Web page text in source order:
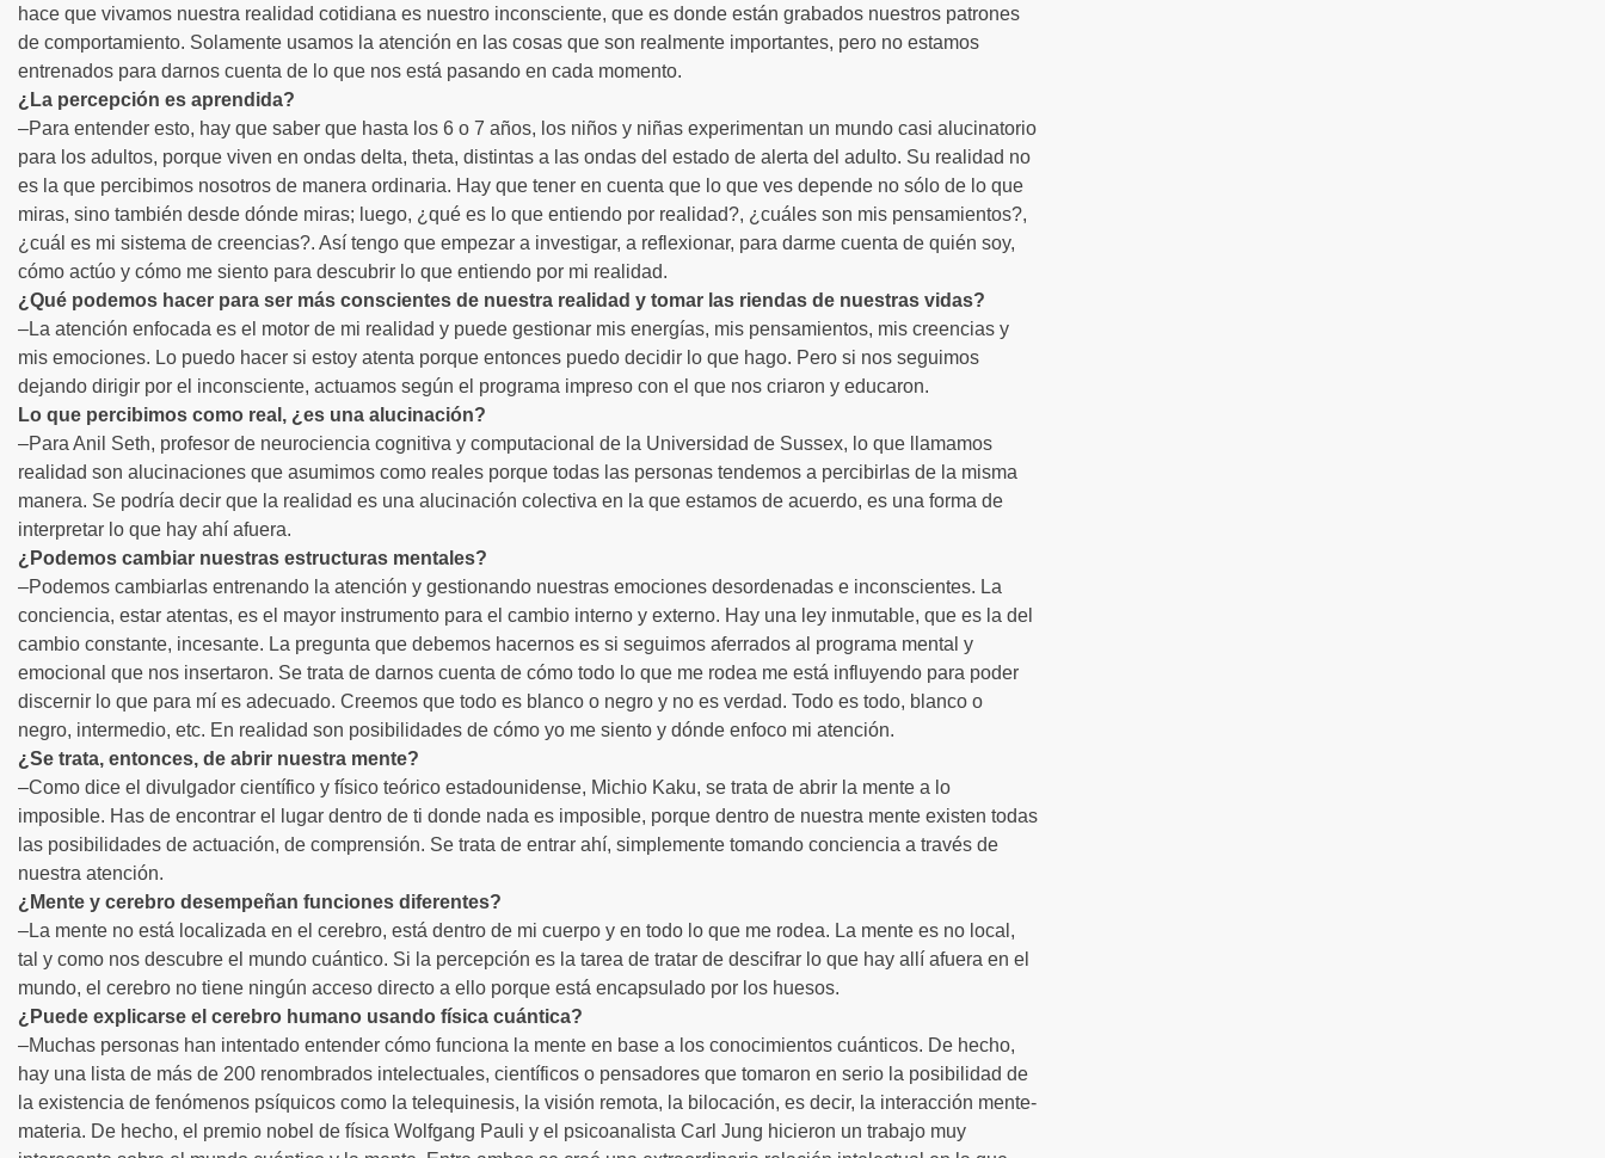
hace que vivamos nuestra realidad cotidiana es nuestro inconsciente, que es donde están grabados nuestros patrones
de comportamiento. Solamente usamos la atención en las cosas que son realmente importantes, pero no estamos
entrenados para darnos cuenta de lo que nos está pasando en cada momento.
¿La percepción es aprendida?
–Para entender esto, hay que saber que hasta los 6 o 7 años, los niños y niñas experimentan un mundo casi alucinatorio
para los adultos, porque viven en ondas delta, theta, distintas a las ondas del estado de alerta del adulto. Su realidad no
es la que percibimos nosotros de manera ordinaria. Hay que tener en cuenta que lo que ves depende no sólo de lo que
miras, sino también desde dónde miras; luego, ¿qué es lo que entiendo por realidad?, ¿cuáles son mis pensamientos?,
¿cuál es mi sistema de creencias?. Así tengo que empezar a investigar, a reflexionar, para darme cuenta de quién soy,
cómo actúo y cómo me siento para descubrir lo que entiendo por mi realidad.
¿Qué podemos hacer para ser más conscientes de nuestra realidad y tomar las riendas de nuestras vidas?
–La atención enfocada es el motor de mi realidad y puede gestionar mis energías, mis pensamientos, mis creencias y
mis emociones. Lo puedo hacer si estoy atenta porque entonces puedo decidir lo que hago. Pero si nos seguimos
dejando dirigir por el inconsciente, actuamos según el programa impreso con el que nos criaron y educaron.
Lo que percibimos como real, ¿es una alucinación?
–Para Anil Seth, profesor de neurociencia cognitiva y computacional de la Universidad de Sussex, lo que llamamos
realidad son alucinaciones que asumimos como reales porque todas las personas tendemos a percibirlas de la misma
manera. Se podría decir que la realidad es una alucinación colectiva en la que estamos de acuerdo, es una forma de
interpretar lo que hay ahí afuera.
¿Podemos cambiar nuestras estructuras mentales?
–Podemos cambiarlas entrenando la atención y gestionando nuestras emociones desordenadas e inconscientes. La
conciencia, estar atentas, es el mayor instrumento para el cambio interno y externo. Hay una ley inmutable, que es la del
cambio constante, incesante. La pregunta que debemos hacernos es si seguimos aferrados al programa mental y
emocional que nos insertaron. Se trata de darnos cuenta de cómo todo lo que me rodea me está influyendo para poder
discernir lo que para mí es adecuado. Creemos que todo es blanco o negro y no es verdad. Todo es todo, blanco o
negro, intermedio, etc. En realidad son posibilidades de cómo yo me siento y dónde enfoco mi atención.
¿Se trata, entonces, de abrir nuestra mente?
–Como dice el divulgador científico y físico teórico estadounidense, Michio Kaku, se trata de abrir la mente a lo
imposible. Has de encontrar el lugar dentro de ti donde nada es imposible, porque dentro de nuestra mente existen todas
las posibilidades de actuación, de comprensión. Se trata de entrar ahí, simplemente tomando conciencia a través de
nuestra atención.
¿Mente y cerebro desempeñan funciones diferentes?
–La mente no está localizada en el cerebro, está dentro de mi cuerpo y en todo lo que me rodea. La mente es no local,
tal y como nos descubre el mundo cuántico. Si la percepción es la tarea de tratar de descifrar lo que hay allí afuera en el
mundo, el cerebro no tiene ningún acceso directo a ello porque está encapsulado por los huesos.
¿Puede explicarse el cerebro humano usando física cuántica?
–Muchas personas han intentado entender cómo funciona la mente en base a los conocimientos cuánticos. De hecho,
hay una lista de más de 200 renombrados intelectuales, científicos o pensadores que tomaron en serio la posibilidad de
la existencia de fenómenos psíquicos como la telequinesis, la visión remota, la bilocación, es decir, la interacción mente-
materia. De hecho, el premio nobel de física Wolfgang Pauli y el psicoanalista Carl Jung hicieron un trabajo muy